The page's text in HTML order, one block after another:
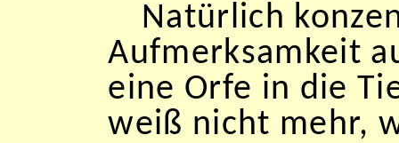
Natürlich
Aufmerksamkeit
eine Orfe in die
weiß nicht mehr,